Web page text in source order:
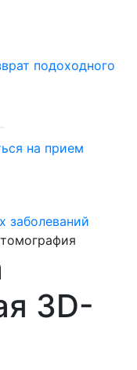
подоходного
на прием
заболеваний
3D-